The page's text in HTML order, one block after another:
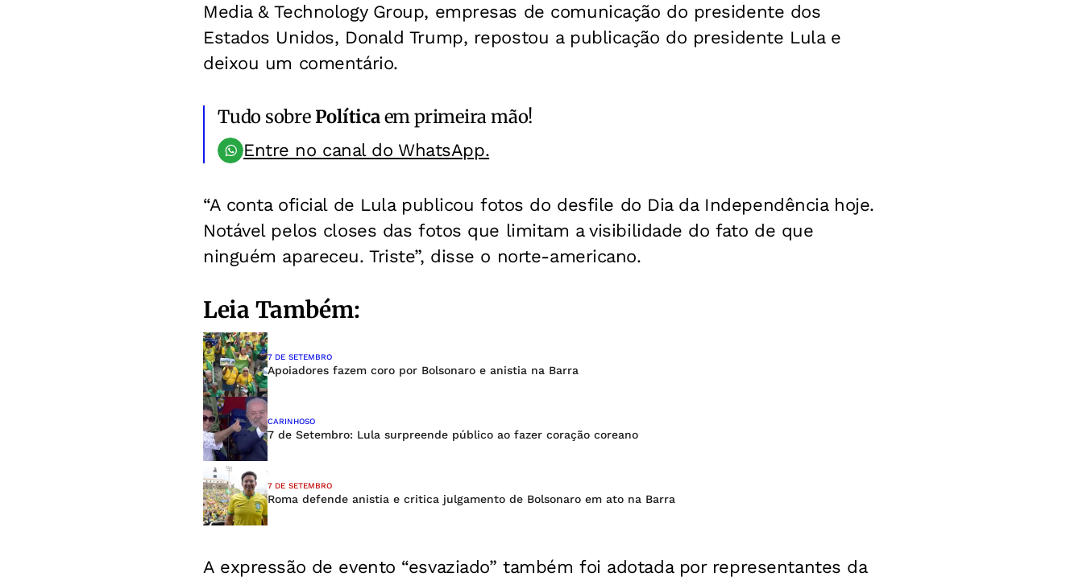
Media & Technology Group, empresas de comunicação do presidente dos
Estados Unidos, Donald Trump, repostou a publicação do presidente Lula e
deixou um comentário.
Tudo sobrePolíticaem primeira mão!
Entre no canal do WhatsApp.
“A conta oficial de Lula publicou fotos do desfile do Dia da Independência hoje.
Notável pelos closes das fotos que limitam a visibilidade do fato de que
ninguém apareceu. Triste”, disse o norte-americano.
Leia Também:
7 DE SETEMBRO
Apoiadores fazem coro por Bolsonaro e anistia na Barra
CARINHOSO
7 de Setembro: Lula surpreende público ao fazer coração coreano
7 DE SETEMBRO
Roma defende anistia e critica julgamento de Bolsonaro em ato na Barra
A expressão de evento “esvaziado” também foi adotada por representantes da